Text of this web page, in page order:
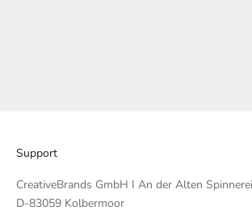
Support
CreativeBrands GmbH I An der Alten
D-83059 Kolbermoor